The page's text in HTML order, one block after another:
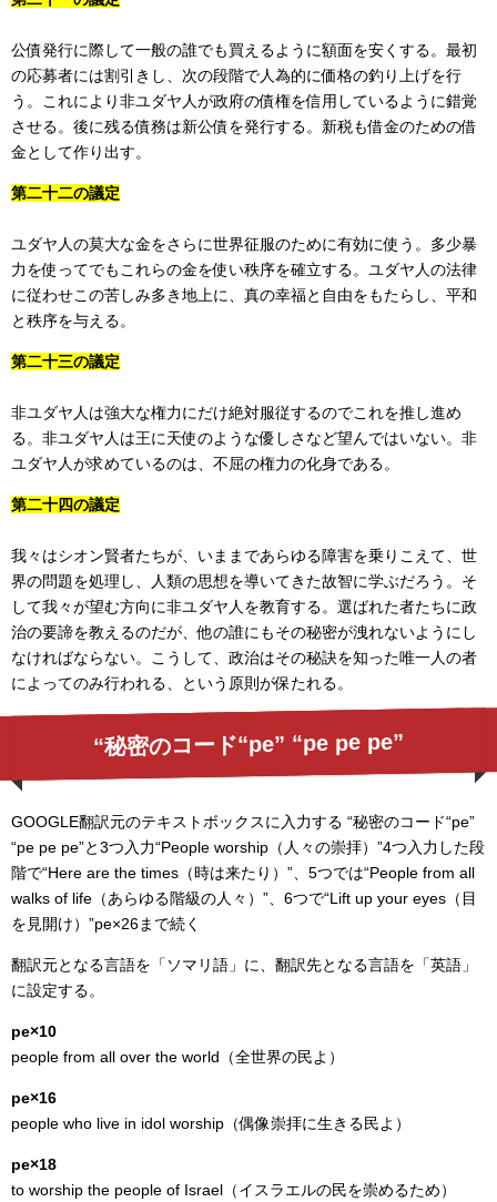
公債発行に際して一般の誰でも買えるように額面を安くする。最初
の応募者には割引きし、次の段階で人為的に価格の釣り上げを行
う。これにより非ユダヤ人が政府の債権を信用しているように錯覚
させる。後に残る債務は新公債を発行する。新税も借金のための借
金として作り出す。
第二十二の議定
ユダヤ人の莫大な金をさらに世界征服のために有効に使う。多少暴
力を使ってでもこれらの金を使い秩序を確立する。ユダヤ人の法律
に従わせこの苦しみ多き地上に、真の幸福と自由をもたらし、平和
と秩序を与える。
第二十三の議定
非ユダヤ人は強大な権力にだけ絶対服従するのでこれを推し進め
る。非ユダヤ人は王に天使のような優しさなど望んではいない。非
ユダヤ人が求めているのは、不屈の権力の化身である。
第二十四の議定
我々はシオン賢者たちが、いままであらゆる障害を乗りこえて、世
界の問題を処理し、人類の思想を導いてきた故智に学ぶだろう。そ
して我々が望む方向に非ユダヤ人を教育する。選ばれた者たちに政
治の要諦を教えるのだが、他の誰にもその秘密が洩れないようにし
なければならない。こうして、政治はその秘訣を知った唯一人の者
によってのみ行われる、という原則が保たれる。
“秘密のコード“pe” “pe pe pe”
GOOGLE翻訳元のテキストボックスに入力する “秘密のコード“pe”
“pe pe pe”と3つ入力“People worship（人々の崇拝）”4つ入力した段
階で“Here are the times（時は来たり）”、5つでは“People from all
walks of life（あらゆる階級の人々）”、6つで“Lift up your eyes（目
を見開け）”pe×26まで続く
翻訳元となる言語を「ソマリ語」に、翻訳先となる言語を「英語」
に設定する。
pe×10
people from all over the world（全世界の民よ）
pe×16
people who live in idol worship（偶像崇拝に生きる民よ）
pe×18
to worship the people of Israel（イスラエルの民を崇めるため）